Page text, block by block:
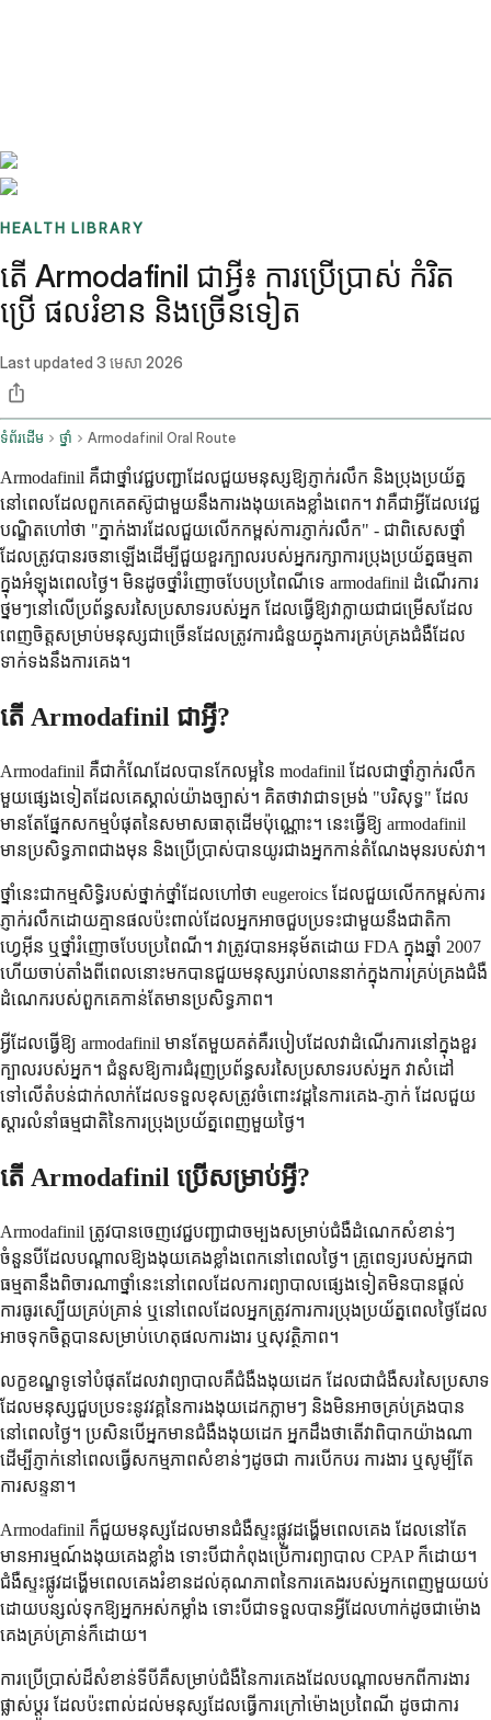
HEALTH LIBRARY
តើ Armodafinil ជាអ្វី៖ ការប្រើប្រាស់ កំរិត
ប្រើ ផលរំខាន និងច្រើនទៀត
Last updated 3 មេសា 2026
ទំព័រដើម ថ្នាំ Armodafinil Oral Route
Armodafinil គឺជាថ្នាំវេជ្ជបញ្ជាដែលជួយមនុស្សឱ្យភ្ញាក់រលឹក និងប្រុងប្រយ័ត្ន
នៅពេលដែលពួកគេតស៊ូជាមួយនឹងការងងុយគេងខ្លាំងពេក។ វាគឺជាអ្វីដែលវេជ្ជ
បណ្ឌិតហៅថា "ភ្នាក់ងារដែលជួយលើកកម្ពស់ការភ្ញាក់រលឹក" - ជាពិសេសថ្នាំ
ដែលត្រូវបានរចនាឡើងដើម្បីជួយខួរក្បាលរបស់អ្នករក្សាការប្រុងប្រយ័ត្នធម្មតា
ក្នុងអំឡុងពេលថ្ងៃ។ មិនដូចថ្នាំរំញោចបែបប្រពៃណីទេ armodafinil ដំណើរការ
ថ្នមៗនៅលើប្រព័ន្ធសរសៃប្រសាទរបស់អ្នក ដែលធ្វើឱ្យវាក្លាយជាជម្រើសដែល
ពេញចិត្តសម្រាប់មនុស្សជាច្រើនដែលត្រូវការជំនួយក្នុងការគ្រប់គ្រងជំងឺដែល
ទាក់ទងនឹងការគេង។
តើ Armodafinil ជាអ្វី?
Armodafinil គឺជាកំណែដែលបានកែលម្អនៃ modafinil ដែលជាថ្នាំភ្ញាក់រលឹក
មួយផ្សេងទៀតដែលគេស្គាល់យ៉ាងច្បាស់។ គិតថាវាជាទម្រង់ "បរិសុទ្ធ" ដែល
មានតែផ្នែកសកម្មបំផុតនៃសមាសធាតុដើមប៉ុណ្ណោះ។ នេះធ្វើឱ្យ armodafinil
មានប្រសិទ្ធភាពជាងមុន និងប្រើប្រាស់បានយូរជាងអ្នកកាន់តំណែងមុនរបស់វា។
ថ្នាំនេះជាកម្មសិទ្ធិរបស់ថ្នាក់ថ្នាំដែលហៅថា eugeroics ដែលជួយលើកកម្ពស់ការ
ភ្ញាក់រលឹកដោយគ្មានផលប៉ះពាល់ដែលអ្នកអាចជួបប្រទះជាមួយនឹងជាតិកា
ហ្វេអ៊ីន ឬថ្នាំរំញោចបែបប្រពៃណី។ វាត្រូវបានអនុម័តដោយ FDA ក្នុងឆ្នាំ 2007
ហើយចាប់តាំងពីពេលនោះមកបានជួយមនុស្សរាប់លាននាក់ក្នុងការគ្រប់គ្រងជំងឺ
ដំណេករបស់ពួកគេកាន់តែមានប្រសិទ្ធភាព។
អ្វីដែលធ្វើឱ្យ armodafinil មានតែមួយគត់គឺរបៀបដែលវាដំណើរការនៅក្នុងខួរ
ក្បាលរបស់អ្នក។ ជំនួសឱ្យការជំរុញប្រព័ន្ធសរសៃប្រសាទរបស់អ្នក វាសំដៅ
ទៅលើតំបន់ជាក់លាក់ដែលទទួលខុសត្រូវចំពោះវដ្តនៃការគេង-ភ្ញាក់ ដែលជួយ
ស្តារលំនាំធម្មជាតិនៃការប្រុងប្រយ័ត្នពេញមួយថ្ងៃ។
តើ Armodafinil ប្រើសម្រាប់អ្វី?
Armodafinil ត្រូវបានចេញវេជ្ជបញ្ជាជាចម្បងសម្រាប់ជំងឺដំណេកសំខាន់ៗ
ចំនួនបីដែលបណ្តាលឱ្យងងុយគេងខ្លាំងពេកនៅពេលថ្ងៃ។ គ្រូពេទ្យរបស់អ្នកជា
ធម្មតានឹងពិចារណាថ្នាំនេះនៅពេលដែលការព្យាបាលផ្សេងទៀតមិនបានផ្តល់
ការធូរស្បើយគ្រប់គ្រាន់ ឬនៅពេលដែលអ្នកត្រូវការការប្រុងប្រយ័ត្នពេលថ្ងៃដែល
អាចទុកចិត្តបានសម្រាប់ហេតុផលការងារ ឬសុវត្ថិភាព។
លក្ខខណ្ឌទូទៅបំផុតដែលវាព្យាបាលគឺជំងឺងងុយដេក ដែលជាជំងឺសរសៃប្រសាទ
ដែលមនុស្សជួបប្រទះនូវវគ្គនៃការងងុយដេកភ្លាមៗ និងមិនអាចគ្រប់គ្រងបាន
នៅពេលថ្ងៃ។ ប្រសិនបើអ្នកមានជំងឺងងុយដេក អ្នកដឹងថាតើវាពិបាកយ៉ាងណា
ដើម្បីភ្ញាក់នៅពេលធ្វើសកម្មភាពសំខាន់ៗដូចជា ការបើកបរ ការងារ ឬសូម្បីតែ
ការសន្ទនា។
Armodafinil ក៏ជួយមនុស្សដែលមានជំងឺស្ទះផ្លូវដង្ហើមពេលគេង ដែលនៅតែ
មានអារម្មណ៍ងងុយគេងខ្លាំង ទោះបីជាកំពុងប្រើការព្យាបាល CPAP ក៏ដោយ។
ជំងឺស្ទះផ្លូវដង្ហើមពេលគេងរំខានដល់គុណភាពនៃការគេងរបស់អ្នកពេញមួយយប់
ដោយបន្សល់ទុកឱ្យអ្នកអស់កម្លាំង ទោះបីជាទទួលបានអ្វីដែលហាក់ដូចជាម៉ោង
គេងគ្រប់គ្រាន់ក៏ដោយ។
ការប្រើប្រាស់ដ៏សំខាន់ទីបីគឺសម្រាប់ជំងឺនៃការគេងដែលបណ្តាលមកពីការងារ
ផ្លាស់ប្តូរ ដែលប៉ះពាល់ដល់មនុស្សដែលធ្វើការក្រៅម៉ោងប្រពៃណី ដូចជាការ